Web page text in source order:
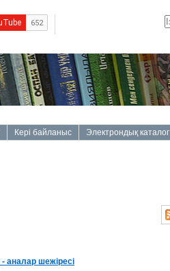
Кері байланыс Электрондық каталог
шежіресі